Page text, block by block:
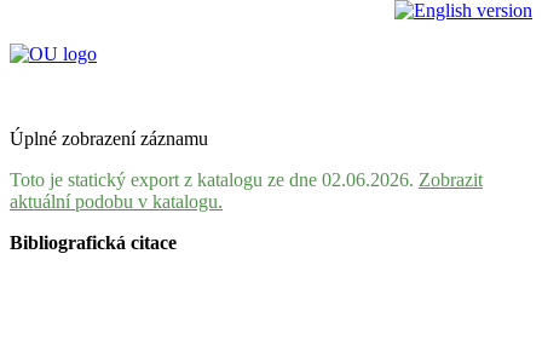
Úplné zobrazení záznamu
Toto je statický export z katalogu ze dne 02.06.2026. Zobrazit
aktuální podobu v katalogu.
Bibliografická citace